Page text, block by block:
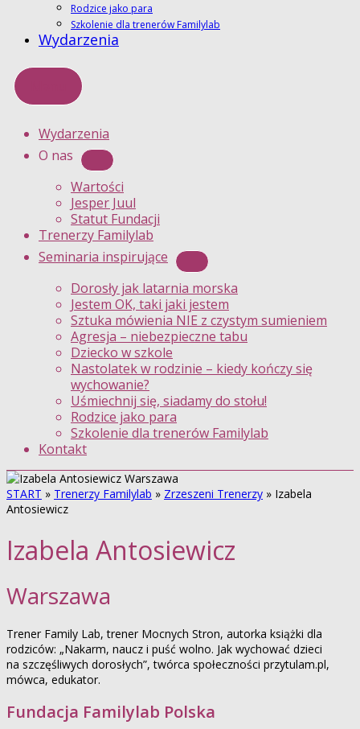
Rodzice jako para
Szkolenie dla trenerów Familylab
Wydarzenia
Wydarzenia
O nas
Wartości
Jesper Juul
Statut Fundacji
Trenerzy Familylab
Seminaria inspirujące
Dorosły jak latarnia morska
Jestem OK, taki jaki jestem
Sztuka mówienia NIE z czystym sumieniem
Agresja – niebezpieczne tabu
Dziecko w szkole
Nastolatek w rodzinie – kiedy kończy się
wychowanie?
Uśmiechnij się, siadamy do stołu!
Rodzice jako para
Szkolenie dla trenerów Familylab
Kontakt
START » Trenerzy Familylab » Zrzeszeni Trenerzy » Izabela
Antosiewicz
Izabela Antosiewicz
Warszawa
Trener Family Lab, trener Mocnych Stron, autorka książki dla
rodziców: „Nakarm, naucz i puść wolno. Jak wychować dzieci
na szczęśliwych dorosłych”, twórca społeczności przytulam.pl,
mówca, edukator.
Fundacja Familylab Polska